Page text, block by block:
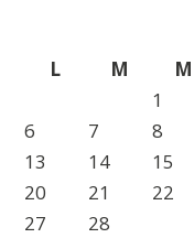
L
M M
1
6
7 8
13
14 15
20
21 22
27
28